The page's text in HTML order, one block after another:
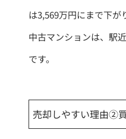
は3,569万円にまで下が
中古マンションは、駅
です。
売却しやすい理由②